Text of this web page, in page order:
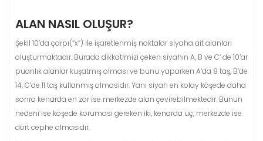
ALAN NASIL OLUŞUR?
Şekil 10’da çarpı(“x”) ile işaretlenmiş noktalar siyaha ait alanları
oluşturmaktadır. Burada dikkatimizi çeken siyahın A, B ve C’ de 10’ar
puanlık alanlar kuşatmış olması ve bunu yaparken A’da 8 taş, B’de
14, C’de 11 taş kullanmış olmasıdır. Yani siyah en kolay köşede daha
sonra kenarda en zor ise merkezde alan çevirebilmektedir. Bunun
nedeni ise köşede koruması gereken iki, kenarda üç, merkezde ise
dört cephe olmasıdır.